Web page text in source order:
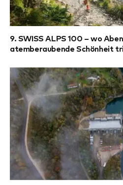
9. SWISS ALPS 100 – wo
atemberaubende Schönheit